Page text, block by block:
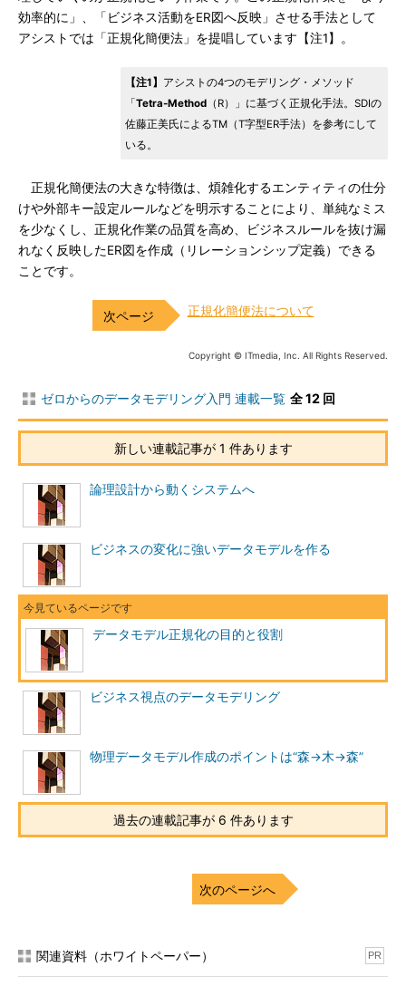
効率的に」、「ビジネス活動をER図へ反映」させる手法として
アシストでは「正規化簡便法」を提唱しています【注1】。
【注1】 アシストの4つのモデリング・メソッド
「 Tetra-Method （R）」に基づく正規化手法。SDIの
佐藤正美氏によるTM（T字型ER手法）を参考にして
いる。
正規化簡便法の大きな特徴は、煩雑化するエンティティの仕分
けや外部キー設定ルールなどを明示することにより、単純なミス
を少なくし、正規化作業の品質を高め、ビジネスルールを抜け漏
れなく反映したER図を作成（リレーションシップ定義）できる
ことです。
正規化簡便法について
Copyright © ITmedia, Inc. All Rights Reserved.
ゼロからのデータモデリング入門 連載一覧 全 12 回
新しい連載記事が 1 件あります
論理設計から動くシステムへ
ビジネスの変化に強いデータモデルを作る
データモデル正規化の目的と役割
ビジネス視点のデータモデリング
物理データモデル作成のポイントは“森→木→森”
過去の連載記事が 6 件あります
次のページへ
関連資料（ホワイトペーパー） PR